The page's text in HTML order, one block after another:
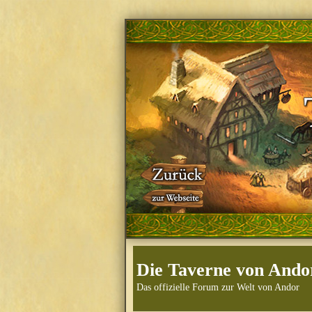
Die Taverne von
Das offizielle Forum zur Welt von Andor